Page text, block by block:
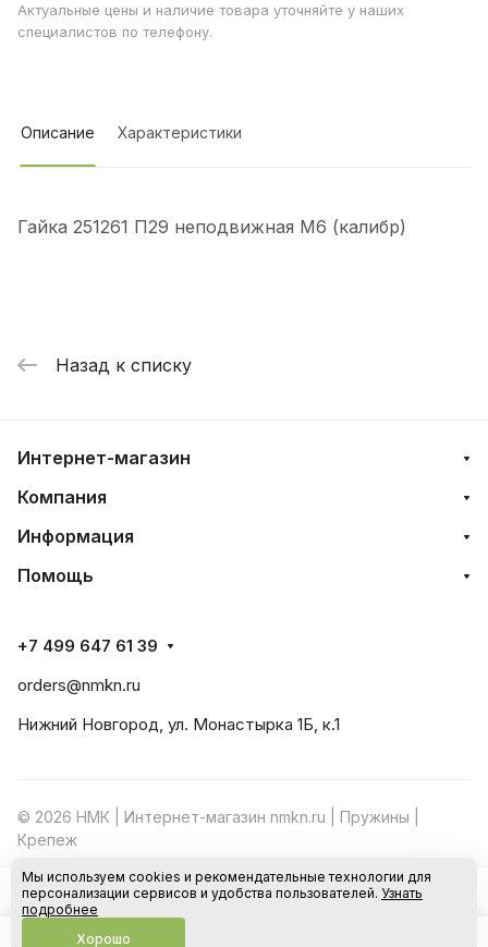
В корзину
Актуальные цены и наличие товара уточняйте у наших
специалистов по телефону.
Описание Характеристики
Гайка 251261 П29 неподвижная М6 (калибр)
Назад к списку
Интернет-магазин
Компания
Информация
Помощь
+7 499 647 61 39
orders@nmkn.ru
Нижний Новгород, ул. Монастырка 1Б, к.1
© 2026 НМК | Интернет-магазин nmkn.ru | Пружины |
Крепеж
Конфиденциальность Оферта
Мы используем cookies и рекомендательные технологии для
персонализации сервисов и удобства пользователей. Узнать
подробнее
Хорошо